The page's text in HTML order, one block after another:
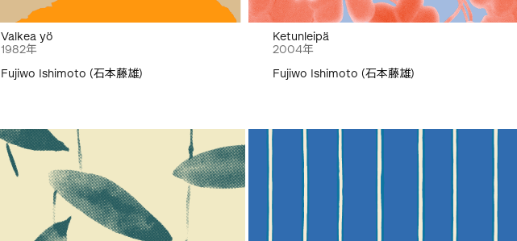
Valkea yö
1982年
Fujiwo Ishimoto (石本藤雄)
Ketunleipä
2004年
Fujiwo Ishimoto (石本藤雄)